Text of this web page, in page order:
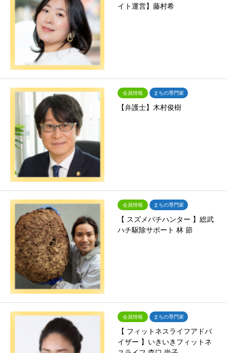
イト運営】藤村希
会員情報 まちの専門家
【弁護士】木村俊樹
会員情報 まちの専門家
【 スズメバチハンター 】総武
ハチ駆除サポート 林 節
会員情報 まちの専門家
【 フィットネスライフアドバ
イザー 】いきいきフィットネ